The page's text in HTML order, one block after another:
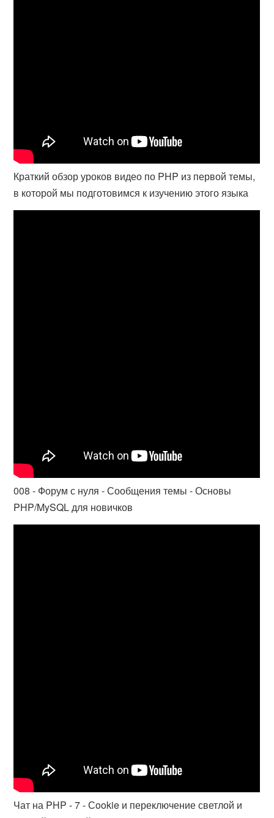
Краткий обзор уроков видео по PHP из первой темы,
в которой мы подготовимся к изучению этого языка
008 - Форум с нуля - Сообщения темы - Основы
PHP/MySQL для новичков
Чат на PHP - 7 - Сookie и переключение светлой и